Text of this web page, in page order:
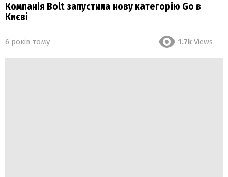
Компанія Bolt запустила нову категорію Go в
Києві
6 років тому 1.7k Views